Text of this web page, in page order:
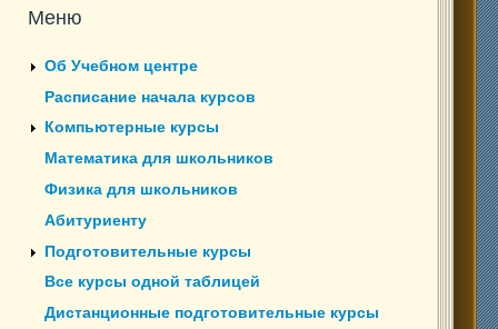
Меню
Об Учебном центре
Расписание начала курсов
Компьютерные курсы
Математика для школьников
Физика для школьников
Абитуриенту
Подготовительные курсы
Все курсы одной таблицей
Дистанционные подготовительные курсы